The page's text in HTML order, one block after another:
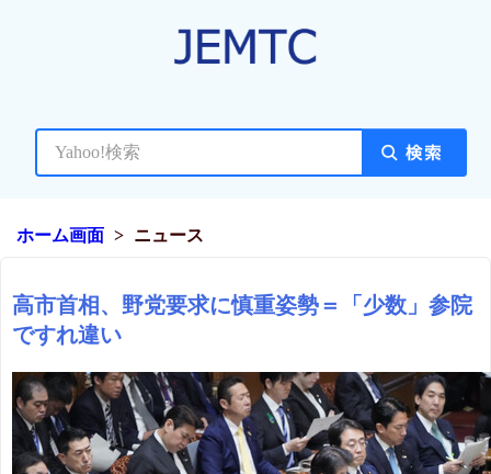
ホーム画面 ニュース
高市首相、野党要求に慎重姿勢＝「少数」参院
ですれ違い